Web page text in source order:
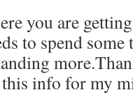
you are
to spend
info for my